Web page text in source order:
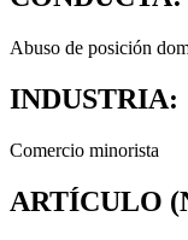
Abuso de posición
INDUSTRIA:
Comercio minorista
ARTÍCULO